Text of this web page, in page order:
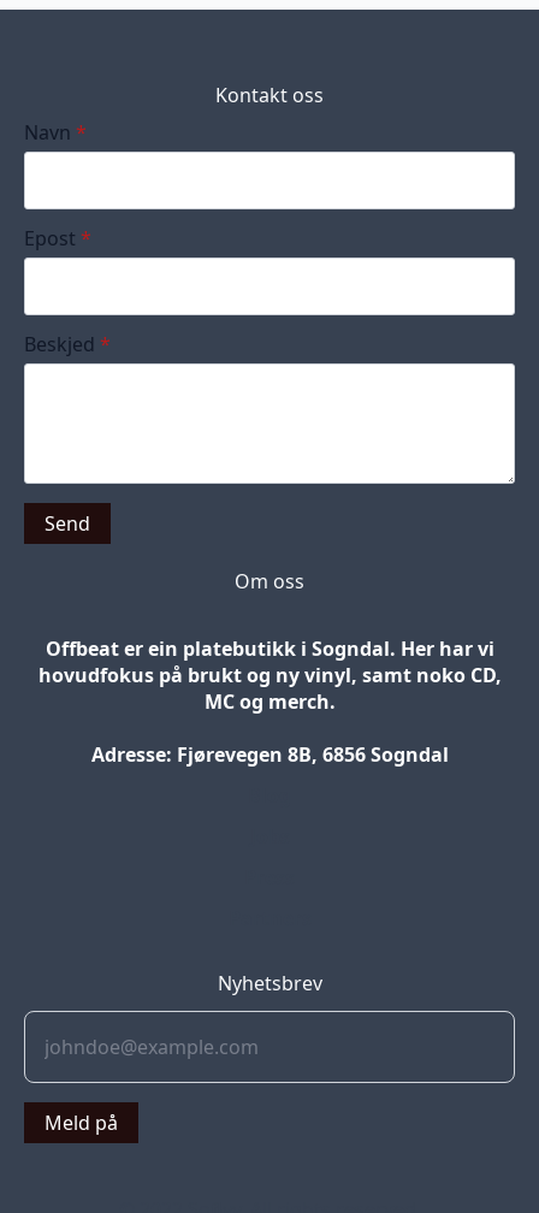
Kontakt oss
Navn *
Epost *
Beskjed *
Send
Om oss
Offbeat er ein platebutikk i Sogndal. Her har vi
hovudfokus på brukt og ny vinyl, samt noko CD,
MC og merch.
Adresse: Fjørevegen 8B, 6856 Sogndal
Nyhetsbrev
Meld på